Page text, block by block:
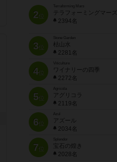
2位
Terraforming Mars
テラフォーミングマーズ
2394名
3位
Stone Garden
枯山水
2281名
4位
Viticulture
ワイナリーの四季
2272名
5位
Agricola
アグリコラ
2119名
6位
Azul
アズール
2034名
7位
宝石の煌き
2028名